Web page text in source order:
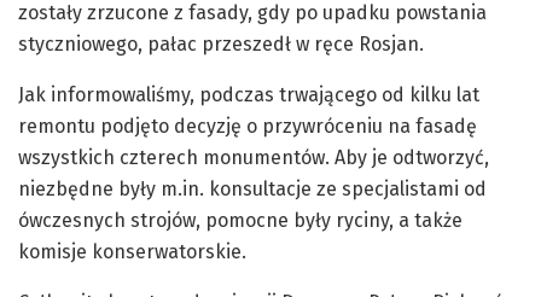
zostały zrzucone z fasady, gdy po upadku powstania
styczniowego, pałac przeszedł w ręce Rosjan.
Jak informowaliśmy, podczas trwającego od kilku lat
remontu podjęto decyzję o przywróceniu na fasadę
wszystkich czterech monumentów. Aby je odtworzyć,
niezbędne były m.in. konsultacje ze specjalistami od
ówczesnych strojów, pomocne były ryciny, a także
komisje konserwatorskie.